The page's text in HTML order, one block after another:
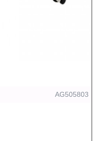
AG505803